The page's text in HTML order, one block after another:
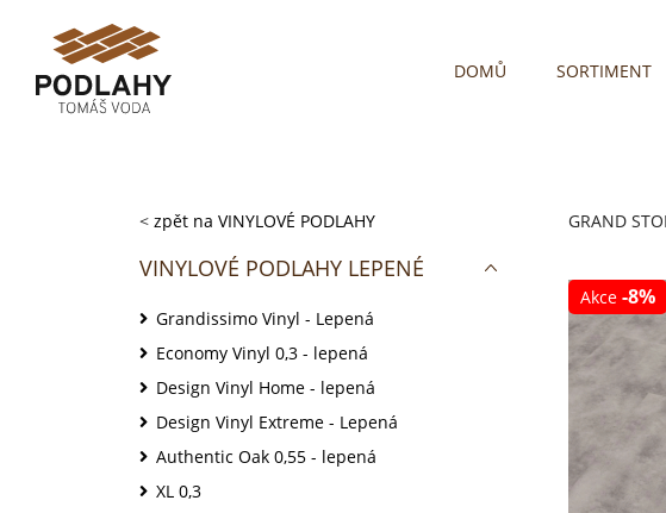
DOMŮ SORTIMENT
< zpět na VINYLOVÉ PODLAHY
VINYLOVÉ PODLAHY LEPENÉ
Grandissimo Vinyl - Lepená
Economy Vinyl 0,3 - lepená
Design Vinyl Home - lepená
Design Vinyl Extreme - Lepená
Authentic Oak 0,55 - lepená
XL 0,3
GRAND
Akce -8%